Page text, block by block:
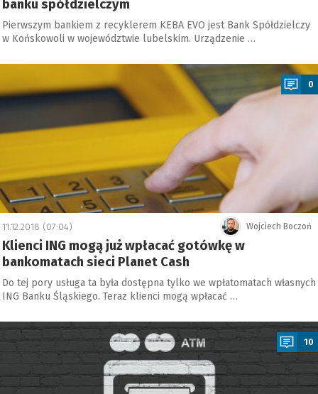
banku spółdzielczym
Pierwszym bankiem z recyklerem KEBA EVO jest Bank Spółdzielczy
w Końskowoli w województwie lubelskim. Urządzenie …
0
Wojciech Boczoń
11.12.2018 (07:04)
Klienci ING mogą już wpłacać gotówkę w
bankomatach sieci Planet Cash
Do tej pory usługa ta była dostępna tylko we wpłatomatach własnych
ING Banku Śląskiego. Teraz klienci mogą wpłacać …
10